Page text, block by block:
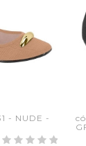
- NUDE -